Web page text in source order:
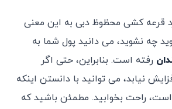
قرعه کشی محظوظ دبی به این معنی
چه نشوید، می دانید پول شما به
رفته است. بنابراین، حتی اگر
نیابد، می توانید با دانستن اینکه
راحت بخوابید. مطمئن باشید که